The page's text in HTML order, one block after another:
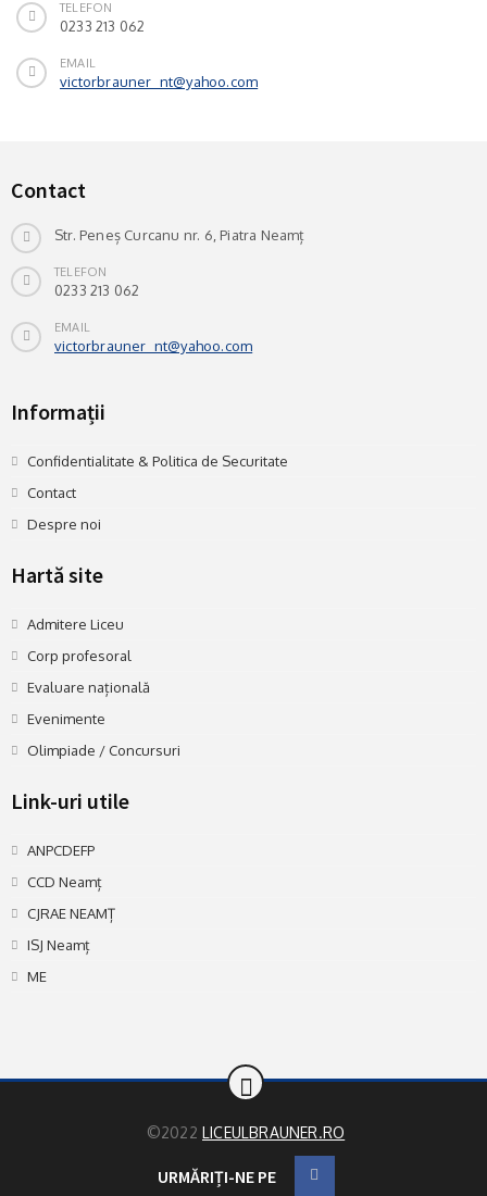
TELEFON
0233 213 062
EMAIL
victorbrauner_nt@yahoo.com
Contact
Str. Peneș Curcanu nr. 6, Piatra Neamț
TELEFON
0233 213 062
EMAIL
victorbrauner_nt@yahoo.com
Informații
Confidentialitate & Politica de Securitate
Contact
Despre noi
Hartă site
Admitere Liceu
Corp profesoral
Evaluare națională
Evenimente
Olimpiade / Concursuri
Link-uri utile
ANPCDEFP
CCD Neamț
CJRAE NEAMȚ
ISJ Neamț
ME
©2022 LICEULBRAUNER.RO
URMĂRIȚI-NE PE